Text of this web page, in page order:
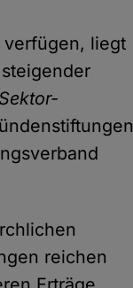
verfügen, liegt
reichen